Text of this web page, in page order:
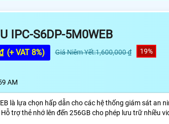
IPC-S6DP-5M0WEB
(+ VAT 8%) Giá Niêm Yết:1,600,000 ₫ 19%
AM
là lựa chọn hấp dẫn cho các hệ thống giám sát an
trợ thẻ nhớ lên đến 256GB cho phép lưu trữ nhiều